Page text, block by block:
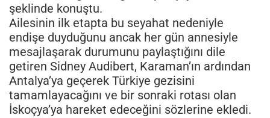
şeklinde konuştu.
Ailesinin ilk etapta bu seyahat nedeniyle
endişe duyduğunu ancak her gün annesiyle
mesajlaşarak durumunu paylaştığını dile
getiren Sidney Audibert, Karaman’ın ardından
Antalya’ya geçerek Türkiye gezisini
tamamlayacağını ve bir sonraki rotası olan
İskoçya’ya hareket edeceğini sözlerine ekledi.